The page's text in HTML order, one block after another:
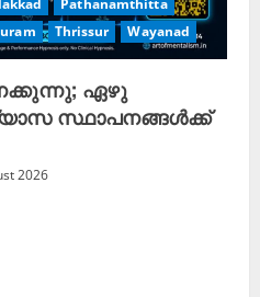
Thrissur Wayanad
ഏഴു
സ്ഥാപനങ്ങൾക്ക്
2026